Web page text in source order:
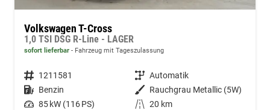
Volkswagen T-Cross
1,0 TSI DSG R-Line - LAGER
sofort lieferbar Fahrzeug mit Tageszulassung
Fahrzeugnummer 1211581 Getriebe Automatik
Kraftstoff Benzin Außenfarbe Rauchgrau Metallic (5W)
Leistung 85 kW (116 PS) Kilometerstand 20 km